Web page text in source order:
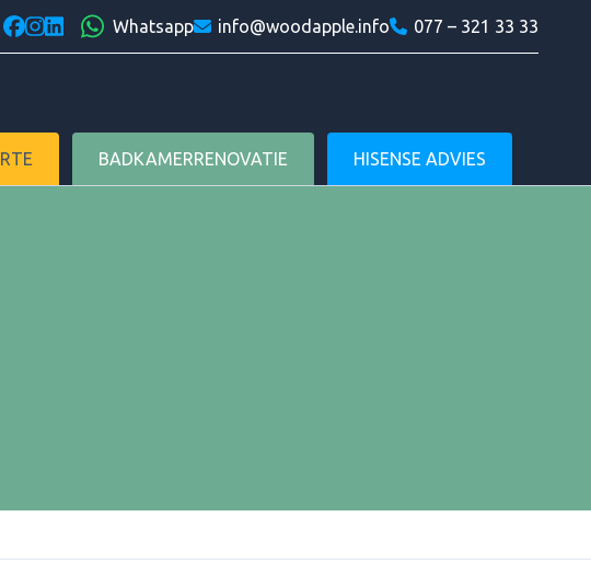
facebook
instagram
linkedinWhatsappWoodapple
info@woodapple.info 077 – 321 33 33
BADKAMERRENOVATIE HISENSE ADVIES